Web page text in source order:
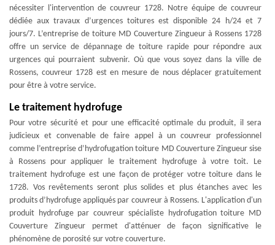
nécessiter l'intervention de couvreur 1728. Notre équipe de couvreur
dédiée aux travaux d’urgences toitures est disponible 24 h/24 et 7
jours/7. L’entreprise de toiture MD Couverture Zingueur à Rossens 1728
offre un service de dépannage de toiture rapide pour répondre aux
urgences qui pourraient subvenir. Où que vous soyez dans la ville de
Rossens, couvreur 1728 est en mesure de nous déplacer gratuitement
pour être à votre service.
Le traitement hydrofuge
Pour votre sécurité et pour une efficacité optimale du produit, il sera
judicieux et convenable de faire appel à un couvreur professionnel
comme l’entreprise d’hydrofugation toiture MD Couverture Zingueur sise
à Rossens pour appliquer le traitement hydrofuge à votre toit. Le
traitement hydrofuge est une façon de protéger votre toiture dans le
1728. Vos revêtements seront plus solides et plus étanches avec les
produits d’hydrofuge appliqués par couvreur à Rossens. L'application d'un
produit hydrofuge par couvreur spécialiste hydrofugation toiture MD
Couverture Zingueur permet d'atténuer de façon significative le
phénomène de porosité sur votre couverture.